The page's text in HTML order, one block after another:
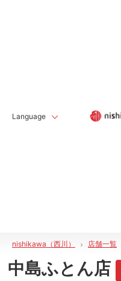
Language
nishikawa（西川） 店舗一覧
中島ふとん店